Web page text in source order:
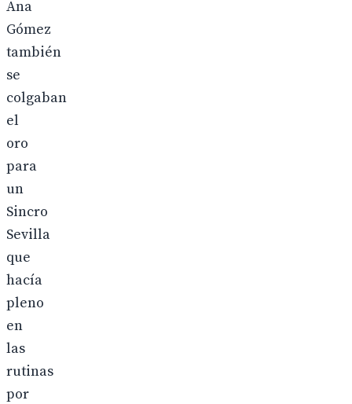
Ana
Gómez
también
se
colgaban
el
oro
para
un
Sincro
Sevilla
que
hacía
pleno
en
las
rutinas
por